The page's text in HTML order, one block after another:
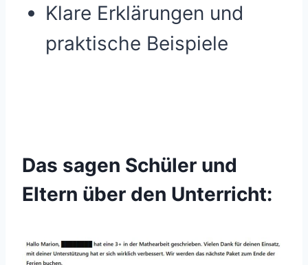
Klare Erklärungen und
praktische Beispiele
Das sagen Schüler und
Eltern über den Unterricht: